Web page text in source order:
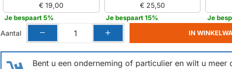
€ 19,00
Je bespaart 5%
€ 25,50
Je bespaart 15% Je
Bent u een onderneming of particulier en wilt u meer
Aantal IN